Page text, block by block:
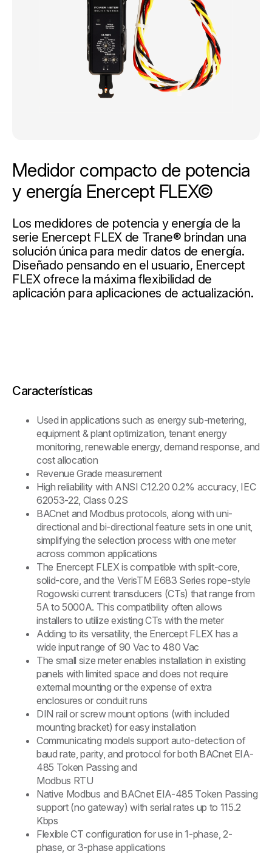
Medidor compacto de potencia
y energía Enercept FLEX©
Los medidores de potencia y energía de la
serie Enercept FLEX de Trane® brindan una
solución única para medir datos de energía.
Diseñado pensando en el usuario, Enercept
FLEX ofrece la máxima flexibilidad de
aplicación para aplicaciones de actualización.
Características
Used in applications such as energy sub-metering,
equipment & plant optimization, tenant energy
monitoring, renewable energy, demand response, and
cost allocation
Revenue Grade measurement
High reliability with ANSI C12.20 0.2% accuracy, IEC
62053-22, Class 0.2S
BACnet and Modbus protocols, along with uni-
directional and bi-directional feature sets in one unit,
simplifying the selection process with one meter
across common applications
The Enercept FLEX is compatible with split-core,
solid-core, and the VerisTM E683 Series rope-style
Rogowski current transducers (CTs) that range from
5A to 5000A. This compatibility often allows
installers to utilize existing CTs with the meter
Adding to its versatility, the Enercept FLEX has a
wide input range of 90 Vac to 480 Vac
The small size meter enables installation in existing
panels with limited space and does not require
external mounting or the expense of extra
enclosures or conduit runs
DIN rail or screw mount options (with included
mounting bracket) for easy installation
Communicating models support auto-detection of
baud rate, parity, and protocol for both BACnet EIA-
485 Token Passing and
Modbus RTU
Native Modbus and BACnet EIA-485 Token Passing
support (no gateway) with serial rates up to 115.2
Kbps
Flexible CT configuration for use in 1-phase, 2-
phase, or 3-phase applications